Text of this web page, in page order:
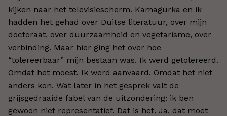
kijken naar het televisiescherm. Kamagurka en ik
hadden het gehad over Duitse literatuur, over mijn
doctoraat, over duurzaamheid en vegetarisme, over
verbinding. Maar hier ging het over hoe
“tolereerbaar” mijn bestaan was. Ik werd getolereerd.
Omdat het moest. Ik werd aanvaard. Omdat het niet
anders kon. Wat later in het gesprek valt de
grijsgedraaide fabel van de uitzondering: ik ben
gewoon niet representatief. Dat is het. Ja, dat moet